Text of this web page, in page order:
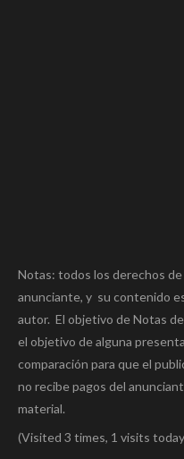
Notas: todos los derechos
anunciante, y su contenido
autor. El objetivo de Notas
el objetivo de alguna
comparación para que el
no recibe pagos del
material.
(Visited 3 times, 1 visits